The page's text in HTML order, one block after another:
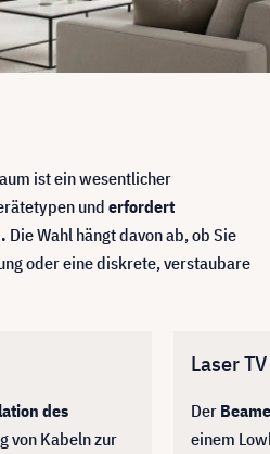
ist ein wesentlicher
und erfordert
Die Wahl hängt davon ab, ob Sie
oder eine diskrete, verstaubare
des
von Kabeln zur
Laser TV
Der
einem